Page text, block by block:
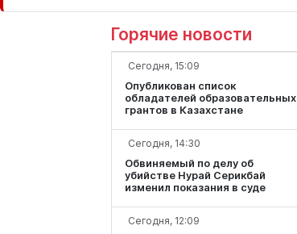
Горячие новости
Сегодня, 15:09
Опубликован список
обладателей образовательных
грантов в Казахстане
Сегодня, 14:30
Обвиняемый по делу об
убийстве Нурай Серикбай
изменил показания в суде
Сегодня, 12:09